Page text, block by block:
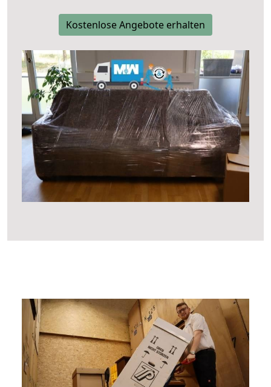
Kostenlose Angebote erhalten